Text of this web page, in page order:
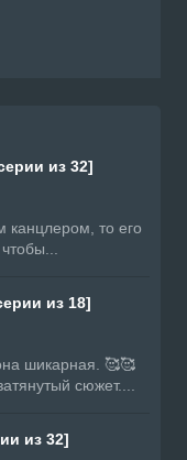
из 32]
канцлером, то его
из 18]
шикарная. 🥰🥰
сюжет....
из 32]